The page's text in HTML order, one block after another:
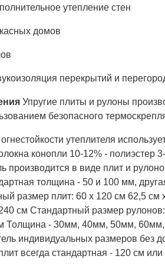
утепление стен
домов
перекрытий и
Упругие плиты и рулоны
безопасного
утеплителя
конопли 10-12% - полиэстер
производится в виде плит и
толщина - 50 и 100 мм,
размер плит: 60 x 120 см 62,5 см
см Стандартный размер
Толщина - 30мм, 40мм, 50мм,
индивидуальных размеров без
всегда стандартная - 120 см